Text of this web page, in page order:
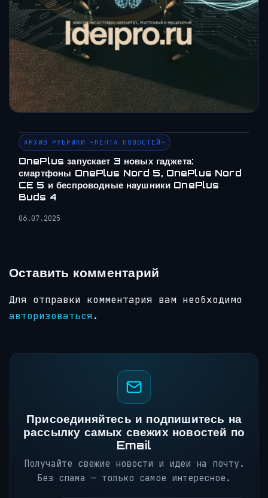
АРХИВ РУБРИКИ ~ЛЕНТА НОВОСТЕЙ~
OnePlus запускает 3 новых гаджета:
смартфоны OnePlus Nord 5, OnePlus Nord
CE 5 и беспроводные наушники OnePlus
Buds 4
06.07.2025
Оставить комментарий
Для отправки комментария вам необходимо
авторизоваться.
Присоединяйтесь и подпишитесь на
рассылку самых свежих новостей по
Email
Получайте свежие новости и идеи на почту.
Без спама — только самое интересное.